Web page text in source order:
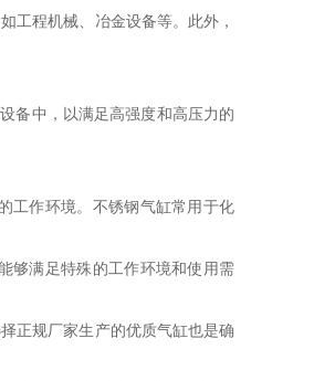
工程机械、冶金设备等。此外，
备中，以满足高强度和高压力的
工作环境。不锈钢气缸常用于化
够满足特殊的工作环境和使用需
正规厂家生产的优质气缸也是确